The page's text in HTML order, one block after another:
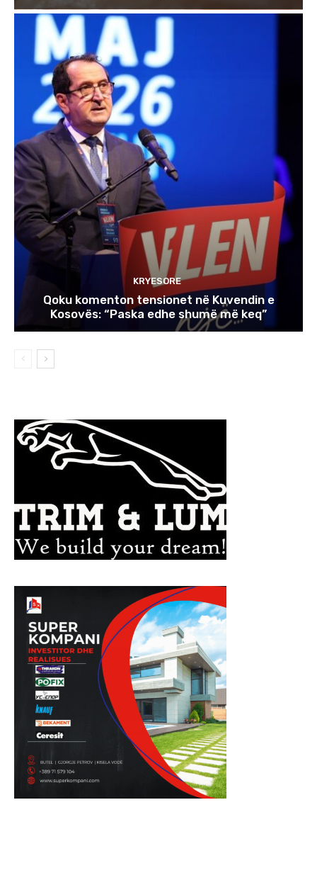
KRYESORE
Qoku komenton tensionet në Kuvendin e
Kosovës: “Paska edhe shumë më keq”